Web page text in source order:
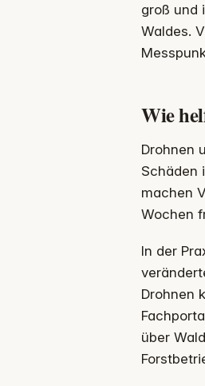
groß und
Waldes.
Wie
Drohnen
Schäden
machen
Wochen
In der
Drohnen
über